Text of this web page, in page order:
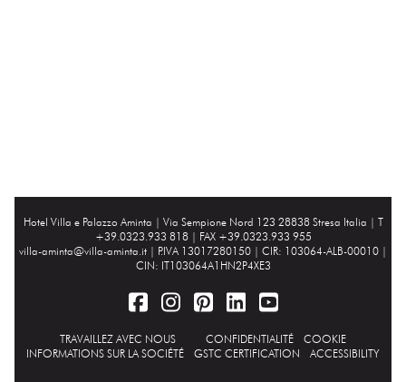
Hotel Villa e Palazzo Aminta | Via Sempione Nord 123 28838 Stresa Italia | T
+39.0323.933 818 | FAX +39.0323.933 955
villa-aminta@villa-aminta.it | P.IVA 13017280150 | CIR: 103064-ALB-00010 |
CIN: IT103064A1HN2P4XE3
TRAVAILLEZ AVEC NOUS CONFIDENTIALITÉ
COOKIE
INFORMATIONS SUR LA SOCIÉTÉ
GSTC CERTIFICATION ACCESSIBILITY